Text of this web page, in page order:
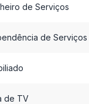
de Serviços
de Serviços
de TV